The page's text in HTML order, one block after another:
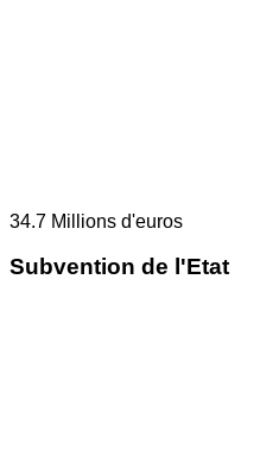
34.7 Millions d'euros
Subvention de l'Etat